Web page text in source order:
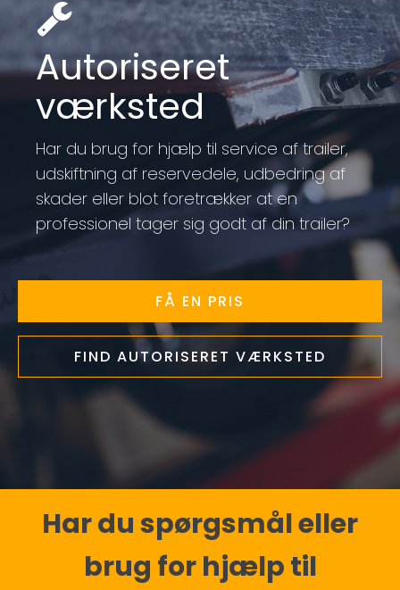
Autoriseret
værksted
Har du brug for hjælp til service af trailer,
udskiftning af reservedele, udbedring af
skader eller blot foretrækker at en
professionel tager sig godt af din trailer?
FÅ EN PRIS
FIND AUTORISERET VÆRKSTED
Har du spørgsmål eller
brug for hjælp til